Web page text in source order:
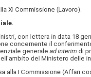
XI Commissione (Lavoro).
con lettera in data 18
concernente il
generalead interim di
del Ministero delle
I Commissione (Affari